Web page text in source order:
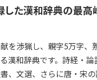
た漢和辞典の最高
を渉猟し、親字5万字、
漢和辞典です。詩経・
、文選、さらに唐・宋